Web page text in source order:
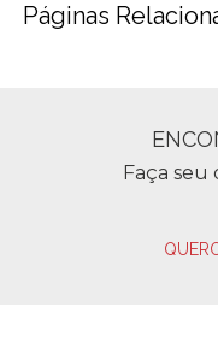
Páginas
Faça seu